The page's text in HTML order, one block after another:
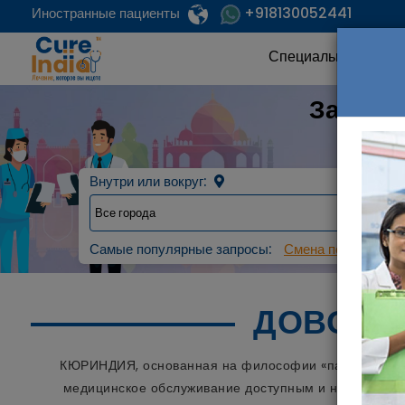
Иностранные пациенты +918130052441
Специальность
Внутри или вокруг:
Самые популярные запросы: Смена пола с
КЮРИНДИЯ, основанная на философии «пациент на
медицинское обслуживание доступным и